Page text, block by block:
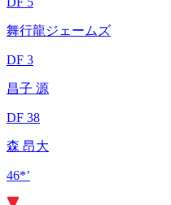
舞行龍ジェームズ
DF 3
昌子 源
DF 38
森 昂大
46*’